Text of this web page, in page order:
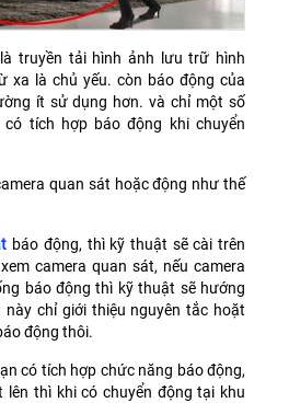
truyền tải hình ảnh lưu trữ hình
xa là chủ yếu. còn báo động của
ít sử dụng hơn. và chỉ một số
tích hợp báo động khi chuyển
quan sát hoặc động như thế
báo động, thì kỹ thuật sẽ cài trên
camera quan sát, nếu camera
báo động thì kỹ thuật sẽ hướng
chỉ giới thiệu nguyên tắc hoặt
động thôi.
có tích hợp chức năng báo động,
thì khi có chuyển động tại khu